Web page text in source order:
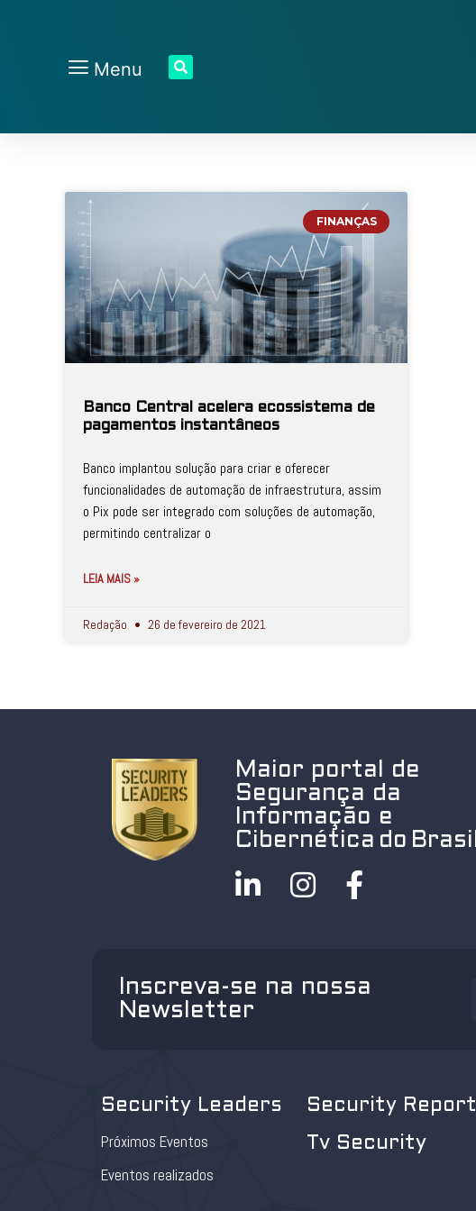
Menu
FINANÇAS
Banco Central acelera ecossistema de
pagamentos instantâneos
Banco implantou solução para criar e oferecer
funcionalidades de automação de infraestrutura, assim
o Pix pode ser integrado com soluções de automação,
permitindo centralizar o
LEIA MAIS »
Redação 26 de fevereiro de 2021
Maior portal de
Segurança da
Informação e
Cibernética do Brasil
Inscreva-se na nossa
Newsletter
Security Leaders
Próximos Eventos
Eventos realizados
Security Report
Tv Security